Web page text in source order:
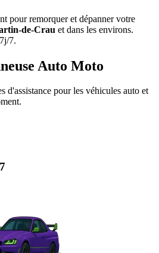
pour remorquer et dépanner votre
de-Crau et dans les environs.
7.
Auto Moto
d'assistance pour les véhicules auto et